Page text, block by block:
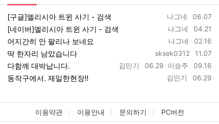
등록자
나그네 등록일
06.07
[구글]엘리시아 트윈 사기 - 검색
등록자
나그네 등록일
04.21
[네이버]엘리시아 트윈 사기 - 검색
등록자
나그네 등록일
02.16
어지간히 안 팔리나 보네요
등록자
sksek0312 등록일
11.07
딱 한자리 남았습니다
등록자
이승주 등록일
09.16
등록자
김민기 등록일
06.29
다함께 대박납니다.
등록자
김민기 등록일
06.29
동작구에서. 제일한현장!!
이용약관 이용안내 문의하기 PC버전